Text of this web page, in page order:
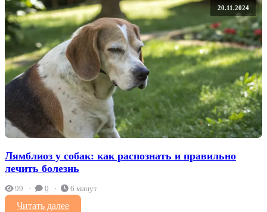
20.11.2024
Лямблиоз у собак: как распознать и правильно
лечить болезнь
99 0 6 минут
Читать далее